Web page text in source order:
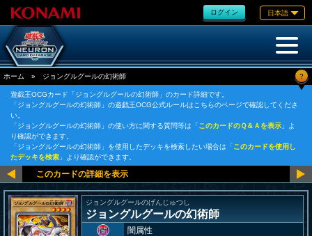
ログイン 日本語
ホーム » ジョングルグールの幻術師 ?
遊戯王OCGカード「ジョングルグールの幻術師」のカード詳細です。
「ジョングルグールの幻術師」の遊戯王OCG公式ルールはこちらのページで確認してくださ
い。
「ジョングルグールの幻術師」の使い方に関する質問等は「このカードのＱ＆Ａを表示 」よ
り確認ができます。
「ジョングルグールの幻術師」を使用したデッキを検索したい場合は「このカードを使用し
たデッキを検索 」より確認ができます。
ジョングルグールのげんじゅつし
ジョングルグールの幻術師
闇属性